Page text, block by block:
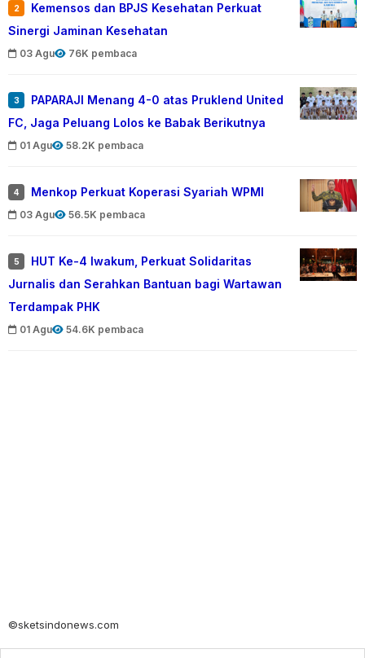
2
Kemensos dan BPJS Kesehatan Perkuat
Sinergi Jaminan Kesehatan
03 Agu 76K pembaca
3
PAPARAJI Menang 4-0 atas Pruklend United
FC, Jaga Peluang Lolos ke Babak Berikutnya
01 Agu 58.2K pembaca
4 Menkop Perkuat Koperasi Syariah WPMI
03 Agu 56.5K pembaca
5
HUT Ke-4 Iwakum, Perkuat Solidaritas
Jurnalis dan Serahkan Bantuan bagi Wartawan
Terdampak PHK
01 Agu 54.6K pembaca
©sketsindonews.com